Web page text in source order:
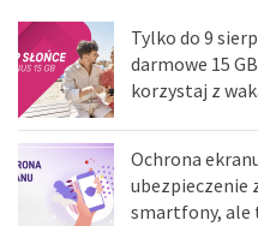
Tylko do 9
darmowe 15
korzystaj z
Ochrona
ubezpieczenie
smartfony, ale